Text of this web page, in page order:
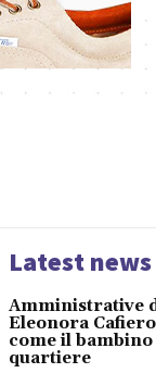
Latest news
Amministrative
Eleonora
come il
quartiere